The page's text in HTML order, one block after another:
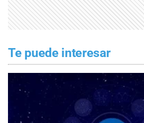
Te puede interesar